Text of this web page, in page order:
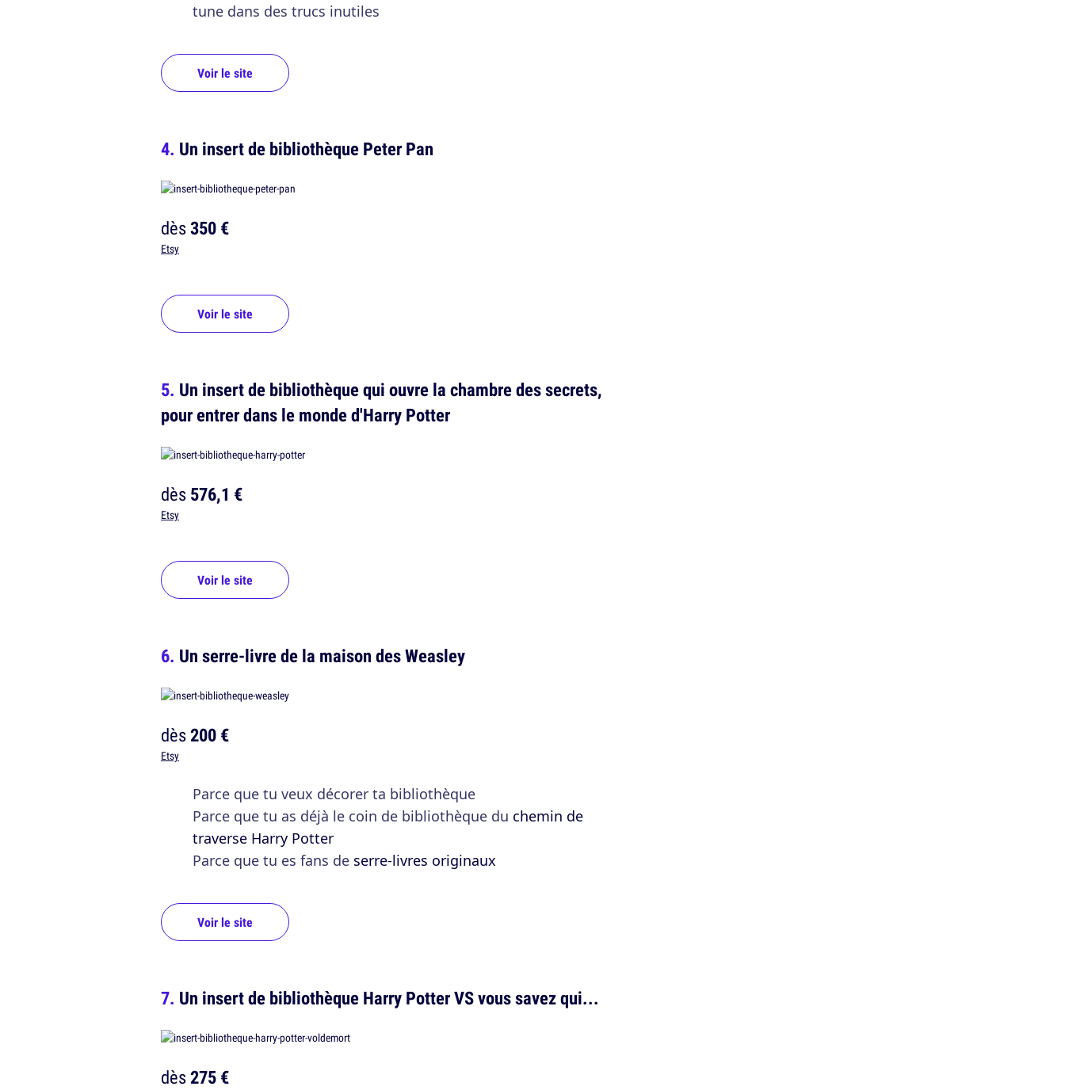
tune dans des trucs inutiles
Voir le site
Un insert de bibliothèque Peter Pan
dès350 €
Etsy
Voir le site
Un insert de bibliothèque qui ouvre la chambre des secrets,
pour entrer dans le monde d'Harry Potter
dès576,1 €
Etsy
Voir le site
Un serre-livre de la maison des Weasley
dès200 €
Etsy
Parce que tu veux décorer ta bibliothèque
Parce que tu as déjà le coin de bibliothèque du chemin de
traverse Harry Potter
Parce que tu es fans de serre-livres originaux
Voir le site
Un insert de bibliothèque Harry Potter VS vous savez qui...
dès275 €